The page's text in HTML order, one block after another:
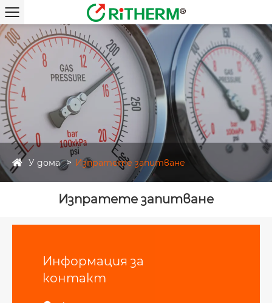
У дома Изпратете запитване
Изпратете запитване
Информация за
контакт